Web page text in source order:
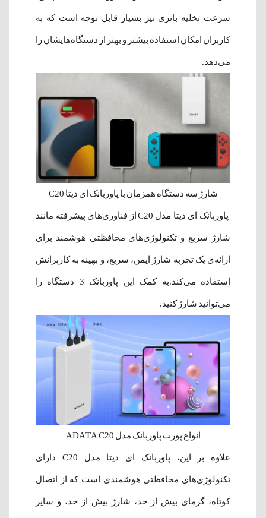
سرعت تخلیه باتری نیز بسیار قابل توجه است که به
کاربران امکان استفاده بیشتر و بهتر از دستگاه‌هایشان را
می‌دهد.
شارژ سه دستگاه همزمان با پاوربانک ای دیتا C20
پاوربانک ای دیتا مدل C20 از فناوری‌های پیشرفته مانند
شارژ سریع و تکنولوژی‌های محافظتی هوشمند برای
ارائه‌ی یک تجربه شارژ ایمن، سریع، و بهینه به کاربرانش
استفاده می‌کند.به کمک این پاوربانک 3 دستگاه را
می‌توانید شارژ کنید.
انواع پورت پاوربانک مدل ADATA C20
علاوه بر این، پاوربانک ای دیتا مدل C20 دارای
تکنولوژی‌های محافظتی هوشمندی است که از اتصال
کوتاه، گرمای بیش از حد، شارژ بیش از حد، و سایر